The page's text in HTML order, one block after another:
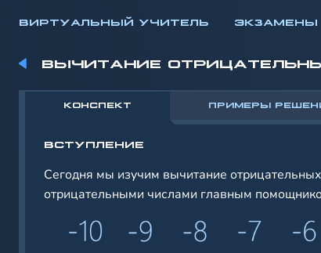
ВИРТУАЛЬНЫЙ УЧИТЕЛЬ ЭКЗАМЕНЫ
ВЫЧИТАНИЕ
ВСТУПЛЕНИЕ
Сегодня мы изучим вычитание
отрицательными числами главным
КОНСПЕКТ ПРИМЕРЫ